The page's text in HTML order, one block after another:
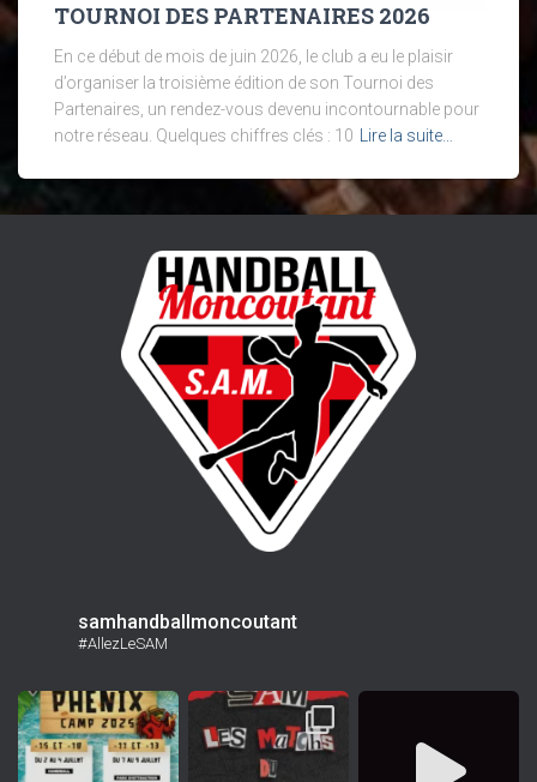
TOURNOI DES PARTENAIRES 2026
En ce début de mois de juin 2026, le club a eu le plaisir
d’organiser la troisième édition de son Tournoi des
Partenaires, un rendez-vous devenu incontournable pour
notre réseau. Quelques chiffres clés : 10 Lire la suite…
samhandballmoncoutant
#AllezLeSAM